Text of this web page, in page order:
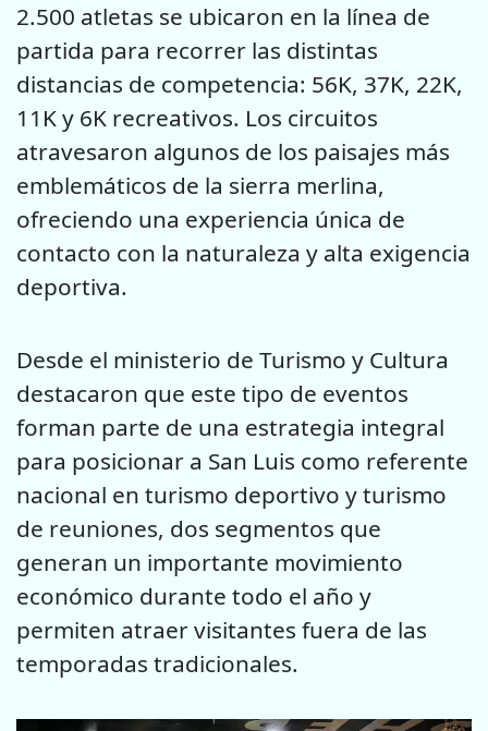
2.500 atletas se ubicaron en la línea de
partida para recorrer las distintas
distancias de competencia: 56K, 37K, 22K,
11K y 6K recreativos. Los circuitos
atravesaron algunos de los paisajes más
emblemáticos de la sierra merlina,
ofreciendo una experiencia única de
contacto con la naturaleza y alta exigencia
deportiva.
Desde el ministerio de Turismo y Cultura
destacaron que este tipo de eventos
forman parte de una estrategia integral
para posicionar a San Luis como referente
nacional en turismo deportivo y turismo
de reuniones, dos segmentos que
generan un importante movimiento
económico durante todo el año y
permiten atraer visitantes fuera de las
temporadas tradicionales.